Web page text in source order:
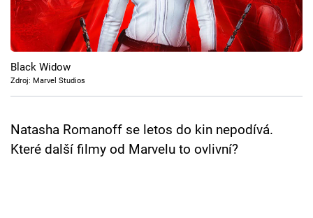
Cool Esport
Pořady
TV Program
Black Widow
Zdroj: Marvel Studios
Natasha Romanoff se letos do kin nepodívá.
Které další filmy od Marvelu to ovlivní?